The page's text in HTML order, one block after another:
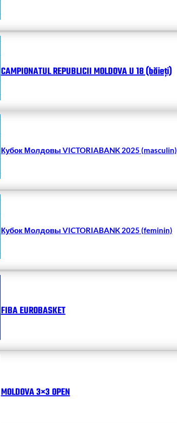
CAMPIONATUL REPUBLICII MOLDOVA U 18 (băieți)
Кубок Молдовы VICTORIABANK 2025 (masculin)
Кубок Молдовы VICTORIABANK 2025 (feminin)
FIBA EUROBASKET
MOLDOVA 3×3 OPEN